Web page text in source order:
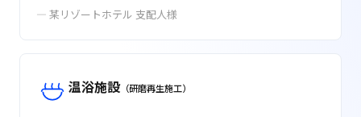
— 某リゾートホテル 支配人様
温浴施設（研磨再生施工）